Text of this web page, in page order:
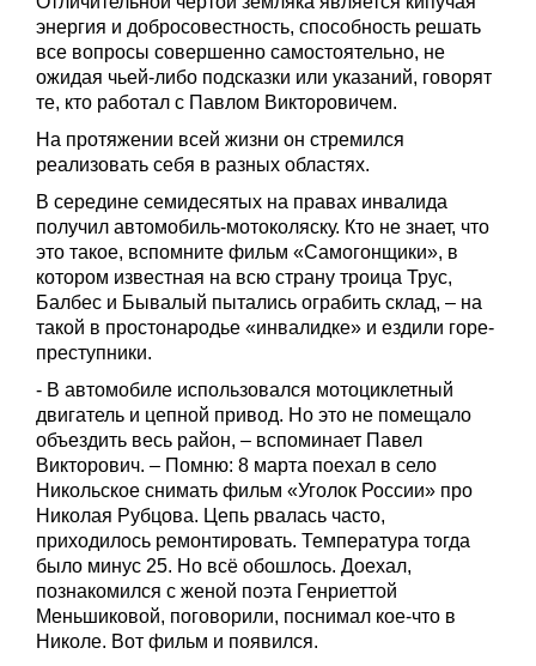
энергия и добросовестность, способность решать
все вопросы совершенно самостоятельно, не
ожидая чьей-либо подсказки или указаний, говорят
те, кто работал с Павлом Викторовичем.
На протяжении всей жизни он стремился
реализовать себя в разных областях.
В середине семидесятых на правах инвалида
получил автомобиль-мотоколяску. Кто не знает, что
это такое, вспомните фильм «Самогонщики», в
котором известная на всю страну троица Трус,
Балбес и Бывалый пытались ограбить склад, – на
такой в простонародье «инвалидке» и ездили горе-
преступники.
- В автомобиле использовался мотоциклетный
двигатель и цепной привод. Но это не помещало
объездить весь район, – вспоминает Павел
Викторович. – Помню: 8 марта поехал в село
Никольское снимать фильм «Уголок России» про
Николая Рубцова. Цепь рвалась часто,
приходилось ремонтировать. Температура тогда
было минус 25. Но всё обошлось. Доехал,
познакомился с женой поэта Генриеттой
Меньшиковой, поговорили, поснимал кое-что в
Николе. Вот фильм и появился.